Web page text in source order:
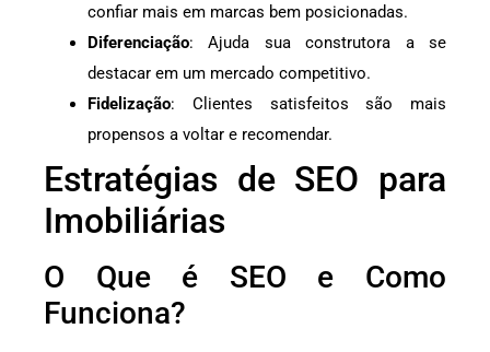
confiar mais em marcas bem posicionadas.
Diferenciação: Ajuda sua construtora a se
destacar em um mercado competitivo.
Fidelização: Clientes satisfeitos são mais
propensos a voltar e recomendar.
Estratégias de SEO para
Imobiliárias
O Que é SEO e Como
Funciona?